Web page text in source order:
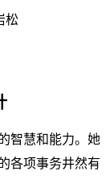
松
智慧和能力。她
各项事务井然有